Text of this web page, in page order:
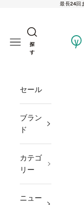
コンテンツへスキップ
最長24回
メニューを開く
探
す
セール
ブラン
ド
カテゴ
リー
ニュー